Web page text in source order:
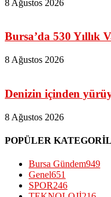
8 Ağustos 2026
Bursa’da 530 Yıllık
8 Ağustos 2026
Denizin içinden
8 Ağustos 2026
POPÜLER
Bursa Gündem949
Genel651
SPOR246